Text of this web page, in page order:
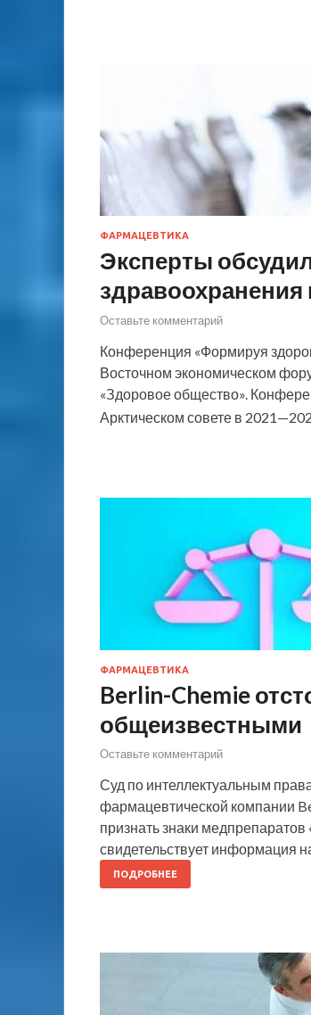
ФАРМАЦЕВТИКА
Эксперты
здравоохранения
Оставьте комментарий
Конференция «Формируя
Восточном экономическом
«Здоровое общество».
Арктическом совете в
ФАРМАЦЕВТИКА
Berlin-Chemie
общеизвестными
Оставьте комментарий
Суд по интеллектуальным
фармацевтической компании
признать знаки
свидетельствует информация
ПОДРОБНЕЕ